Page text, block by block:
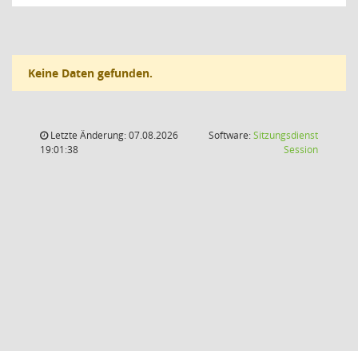
Keine Daten gefunden.
Letzte Änderung: 07.08.2026
19:01:38
Software:Sitzungsdienst
Session(Wird in